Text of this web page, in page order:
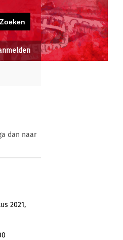
dan naar
2021,